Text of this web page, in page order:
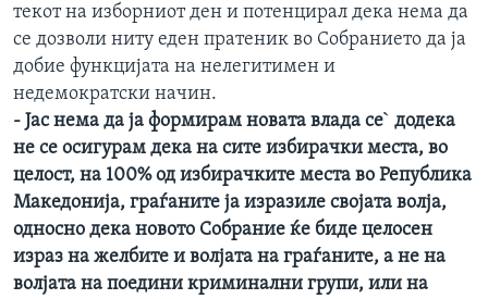
текот на изборниот ден и потенцирал дека нема да
се дозволи ниту еден пратеник во Собранието да ја
добие функцијата на нелегитимен и
недемократски начин.
- Јас нема да ја формирам новата влада се` додека
не се осигурам дека на сите избирачки места, во
целост, на 100% од избирачките места во Република
Македонија, граѓаните ја изразиле својата волја,
односно дека новото Собрание ќе биде целосен
израз на желбите и волјата на граѓаните, а не на
волјата на поедини криминални групи, или на